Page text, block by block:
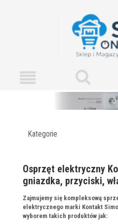
Kategorie
Osprzęt elektryczny
gniazdka, przyciski,
Zajmujemy się kompleksową
elektrycznego marki Kontakt
wyborem takich produktów jak: